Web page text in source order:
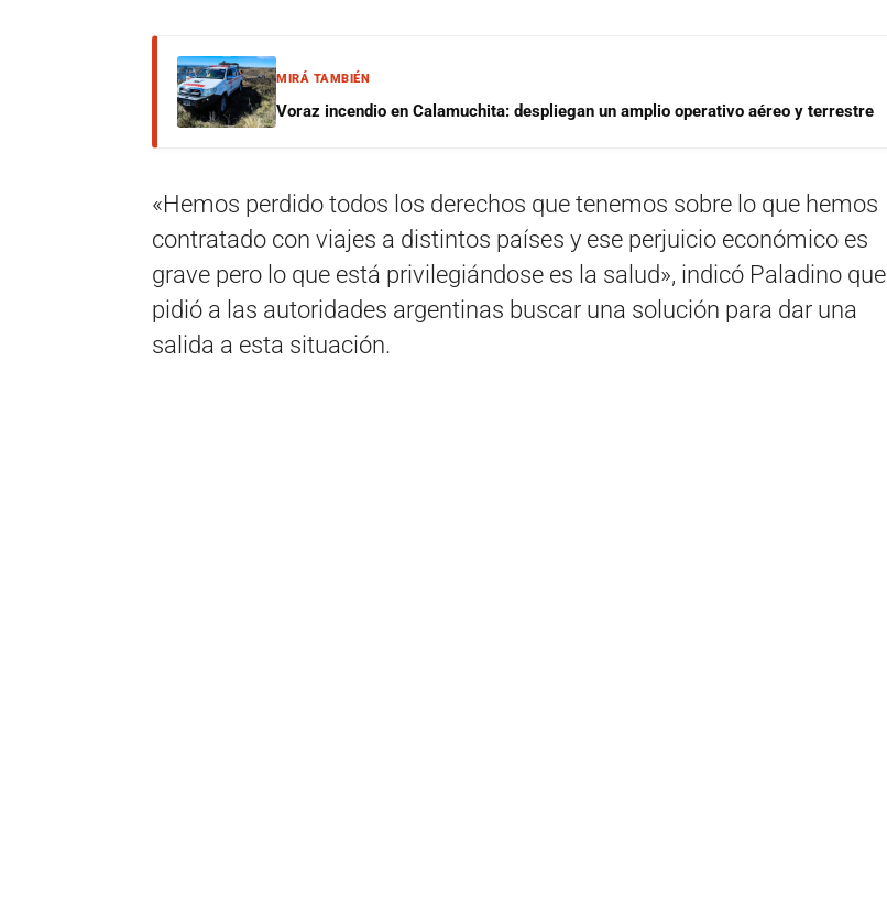
MIRÁ TAMBIÉN
Voraz incendio en Calamuchita: despliegan un amplio operativo aéreo y terrestre
«Hemos perdido todos los derechos que tenemos sobre lo que hemos
contratado con viajes a distintos países y ese perjuicio económico es
grave pero lo que está privilegiándose es la salud», indicó Paladino que
pidió a las autoridades argentinas buscar una solución para dar una
salida a esta situación.